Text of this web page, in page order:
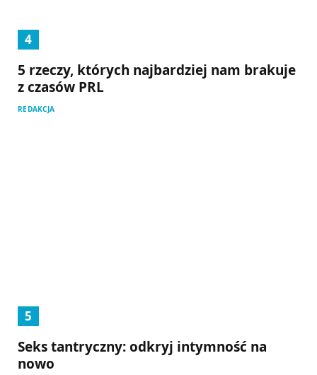
5 rzeczy, których najbardziej nam brakuje
z czasów PRL
REDAKCJA
Seks tantryczny: odkryj intymność na
nowo